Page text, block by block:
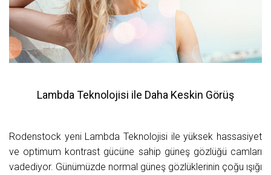
Lambda Teknolojisi ile Daha Keskin Görüş
Rodenstock yeni Lambda Teknolojisi ile yüksek hassasiyet
ve optimum kontrast gücüne sahip güneş gözlüğü camları
vadediyor. Günümüzde normal güneş gözlüklerinin çoğu ışığı